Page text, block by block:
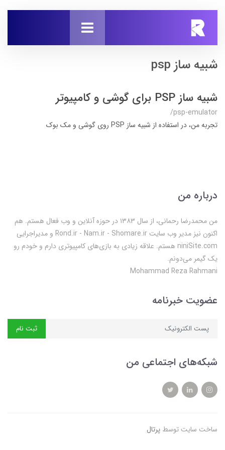
شبیه ساز psp
شبیه ساز PSP برای گوشی و کامپیوتر
/psp-emulator
تجربه من، در استفاده از شبیه ساز PSP روی گوشی و مک بوک
درباره من
من محمدرضا رحمانی، از سال ۱۳۸۳ در حوزه آنلاین و وب فعال‌ هستم. هم
اکنون نیز مدیر وب سایت Rond.ir - Nam.ir - Shomare.ir و مدیراجرایی
niniSite.com هستم. علاقه زیادی به بازی‌های کامپیوتری دارم و خودم رو
یک گیمر می‌دونم.
Mohammad Reza Rahmani
عضویت خبرنامه
ثبت نام
شبکه‌های اجتماعی من
ساخت سایت توسط پرتال